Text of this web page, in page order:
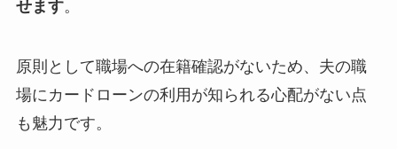
せます。
原則として職場への在籍確認がないため、夫の職
場にカードローンの利用が知られる心配がない点
も魅力です。